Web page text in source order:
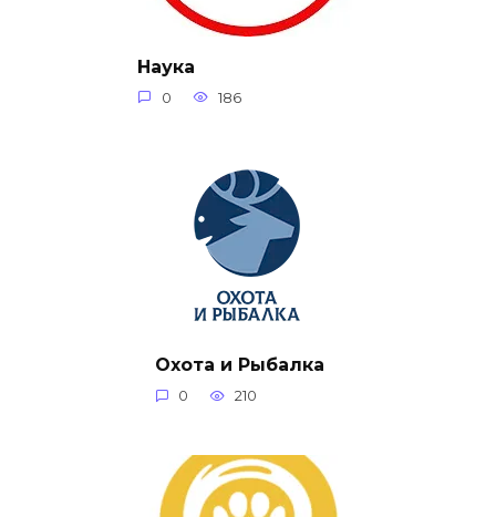
Наука
0 186
Охота и Рыбалка
0 210